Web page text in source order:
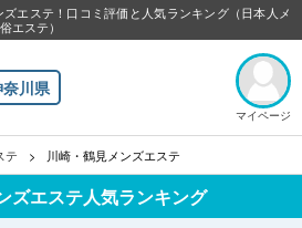
エステ！口コミ評価と人気ランキング（日本人メ
エステ）
川県
マイページ
テ 川崎・鶴見メンズエステ
ズエステ人気ランキング